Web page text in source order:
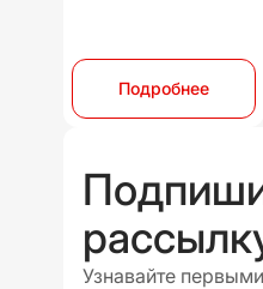
Подробнее
Узнавайте